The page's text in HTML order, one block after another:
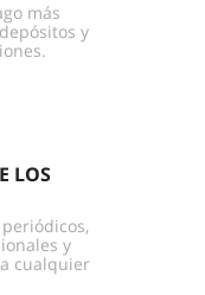
más
y
LOS
y
cualquier